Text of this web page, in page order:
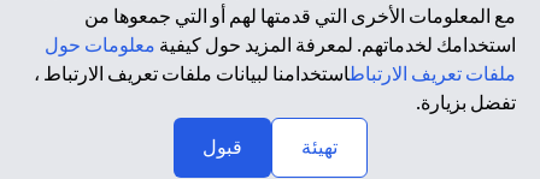
مع المعلومات الأخرى التي قدمتها لهم أو التي جمعوها من
استخدامك لخدماتهم. لمعرفة المزيد حول كيفية معلومات حول
ملفات تعريف الارتباطاستخدامنا لبيانات ملفات تعريف الارتباط ،
تفضل بزيارة.
تهيئة
قبول
*GDPR – اللائحة العامة لحماية البيانات؛ * LGPD – Lei Geral de
Proteção de Dados Pessoais ; *NZPA – قانون الخصوصية
النيوزيلندي
2025 citibank.ae